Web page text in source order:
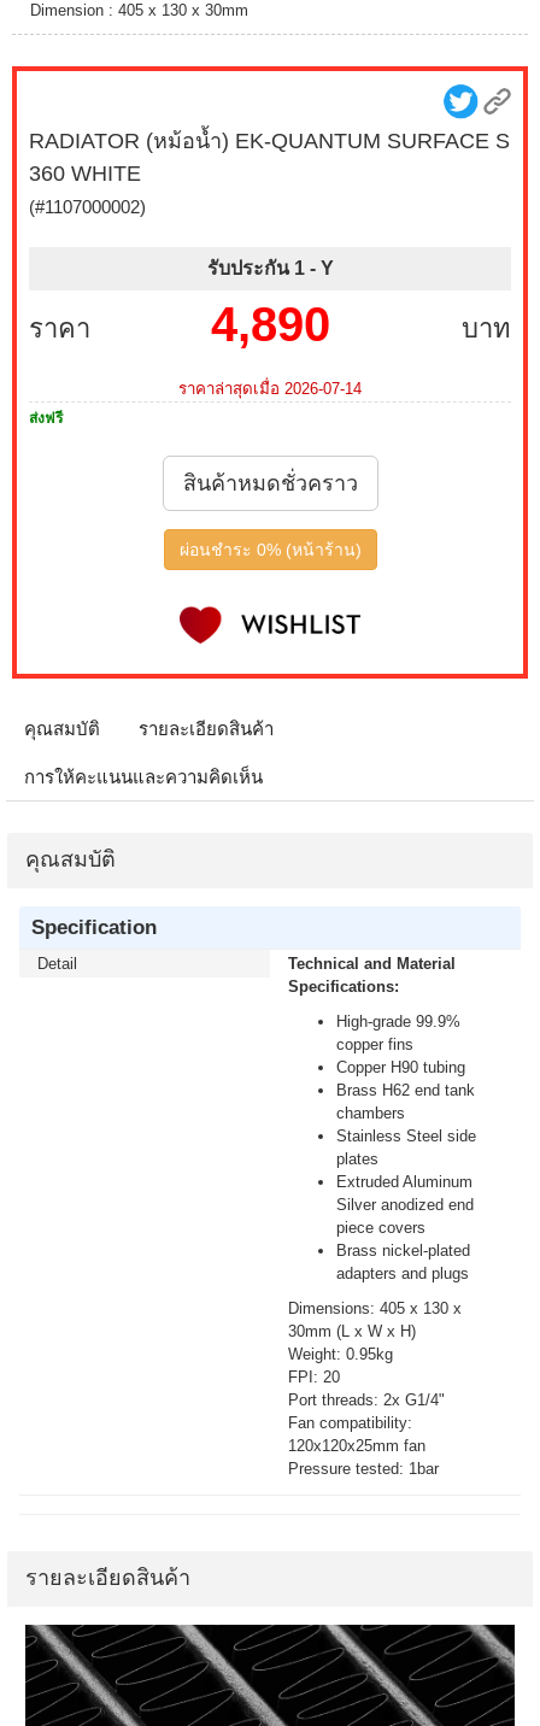
Dimension : 405 x 130 x 30mm
RADIATOR (หม้อน้ำ) EK-QUANTUM SURFACE S
360 WHITE
(#1107000002)
รับประกัน 1 - Y
ราคา บาท
4,890
ราคาล่าสุดเมื่อ 2026-07-14
ส่งฟรี
สินค้าหมดชั่วคราว
ผ่อนชำระ 0% (หน้าร้าน)
คุณสมบัติ รายละเอียดสินค้า
การให้คะแนนและความคิดเห็น
คุณสมบัติ
Specification
Detail
Technical and Material
Specifications:
High-grade 99.9%
copper fins
Copper H90 tubing
Brass H62 end tank
chambers
Stainless Steel side
plates
Extruded Aluminum
Silver anodized end
piece covers
Brass nickel-plated
adapters and plugs
Dimensions: 405 x 130 x
30mm (L x W x H)
Weight: 0.95kg
FPI: 20
Port threads: 2x G1/4"
Fan compatibility:
120x120x25mm fan
Pressure tested: 1bar
รายละเอียดสินค้า